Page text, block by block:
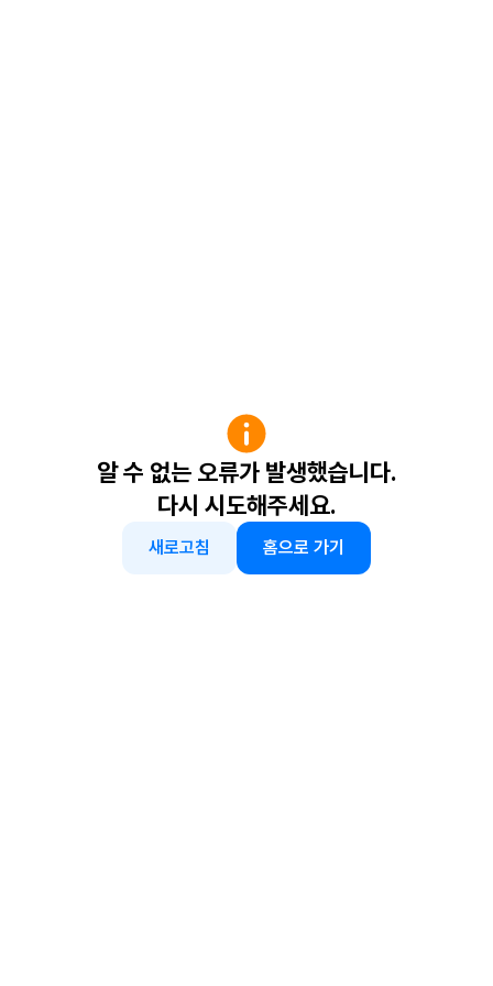
알 수 없는 오류가 발생했습니다.
다시 시도해주세요.
새로고침 홈으로 가기